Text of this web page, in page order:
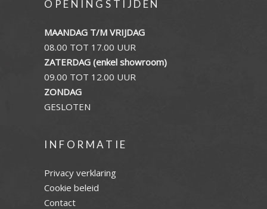
OPENINGSTIJDEN
MAANDAG T/M VRIJDAG
08.00 TOT 17.00 UUR
ZATERDAG (enkel showroom)
09.00 TOT 12.00 UUR
ZONDAG
GESLOTEN
INFORMATIE
Privacy verklaring
Cookie beleid
Contact